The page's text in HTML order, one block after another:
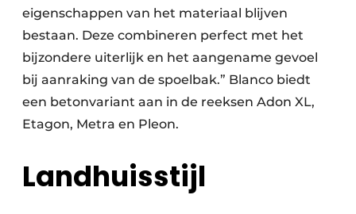
eigenschappen van het materiaal blijven
bestaan. Deze combineren perfect met het
bijzondere uiterlijk en het aangename gevoel
bij aanraking van de spoelbak.” Blanco biedt
een betonvariant aan in de reeksen Adon XL,
Etagon, Metra en Pleon.
Landhuisstijl